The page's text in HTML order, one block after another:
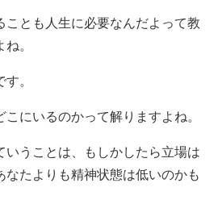
ことも人生に必要なんだよって教
。
。
にいるのかって解りますよね。
いうことは、もしかしたら立場は
なたよりも精神状態は低いのかも